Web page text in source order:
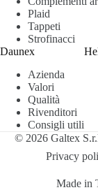
Plaid
Tappeti
Strofinacci
Daunex
Azienda
Valori
Qualità
Rivenditori
Consigli utili
© 2026 Galtex
Privacy
Made in